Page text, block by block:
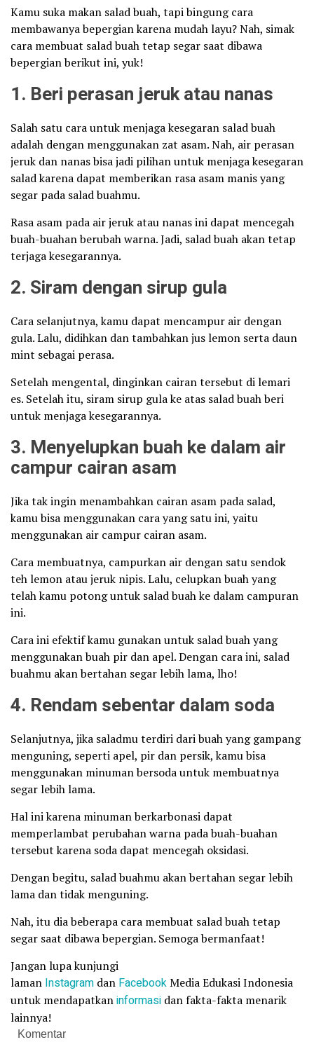
Kamu suka makan salad buah, tapi bingung cara
membawanya bepergian karena mudah layu? Nah, simak
cara membuat salad buah tetap segar saat dibawa
bepergian berikut ini, yuk!
1. Beri perasan jeruk atau nanas
Salah satu cara untuk menjaga kesegaran salad buah
adalah dengan menggunakan zat asam. Nah, air perasan
jeruk dan nanas bisa jadi pilihan untuk menjaga kesegaran
salad karena dapat memberikan rasa asam manis yang
segar pada salad buahmu.
Rasa asam pada air jeruk atau nanas ini dapat mencegah
buah-buahan berubah warna. Jadi, salad buah akan tetap
terjaga kesegarannya.
2. Siram dengan sirup gula
Cara selanjutnya, kamu dapat mencampur air dengan
gula. Lalu, didihkan dan tambahkan jus lemon serta daun
mint sebagai perasa.
Setelah mengental, dinginkan cairan tersebut di lemari
es. Setelah itu, siram sirup gula ke atas salad buah beri
untuk menjaga kesegarannya.
3. Menyelupkan buah ke dalam air
campur cairan asam
Jika tak ingin menambahkan cairan asam pada salad,
kamu bisa menggunakan cara yang satu ini, yaitu
menggunakan air campur cairan asam.
Cara membuatnya, campurkan air dengan satu sendok
teh lemon atau jeruk nipis. Lalu, celupkan buah yang
telah kamu potong untuk salad buah ke dalam campuran
ini.
Cara ini efektif kamu gunakan untuk salad buah yang
menggunakan buah pir dan apel. Dengan cara ini, salad
buahmu akan bertahan segar lebih lama, lho!
4. Rendam sebentar dalam soda
Selanjutnya, jika saladmu terdiri dari buah yang gampang
menguning, seperti apel, pir dan persik, kamu bisa
menggunakan minuman bersoda untuk membuatnya
segar lebih lama.
Hal ini karena minuman berkarbonasi dapat
memperlambat perubahan warna pada buah-buahan
tersebut karena soda dapat mencegah oksidasi.
Dengan begitu, salad buahmu akan bertahan segar lebih
lama dan tidak menguning.
Nah, itu dia beberapa cara membuat salad buah tetap
segar saat dibawa bepergian. Semoga bermanfaat!
Jangan lupa kunjungi
laman Instagram dan FacebookMedia Edukasi Indonesia
untuk mendapatkaninformasi dan fakta-fakta menarik
lainnya!
Komentar